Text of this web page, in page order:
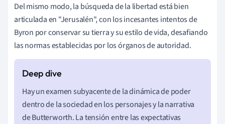
Del mismo modo, la búsqueda de la libertad está bien
articulada en "Jerusalén", con los incesantes intentos de
Byron por conservar su tierra y su estilo de vida, desafiando
las normas establecidas por los órganos de autoridad.
Hay un examen subyacente de la dinámica de poder
dentro de la sociedad en los personajes y la narrativa
de Butterworth. La tensión entre las expectativas